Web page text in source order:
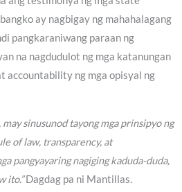
ay nagbigay ng mahahalagang
pangkaraniwang paraan ng
na nagdudulot ng mga katanungan
accountability ng mga opisyal ng
may sinusunod tayong mga prinsipyo ng
of law, transparency, at
pangyayaring nagiging kaduda-duda,
ito.”Dagdag pa ni Mantillas.